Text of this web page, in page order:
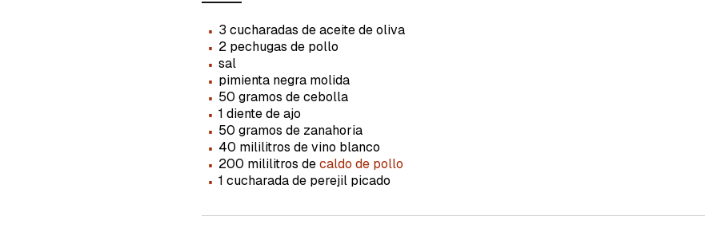
· 3 cucharadas de aceite de oliva
· 2 pechugas de pollo
· sal
· pimienta negra molida
· 50 gramos de cebolla
· 1 diente de ajo
· 50 gramos de zanahoria
· 40 mililitros de vino blanco
· 200 mililitros decaldo de pollo
· 1 cucharada de perejil picado